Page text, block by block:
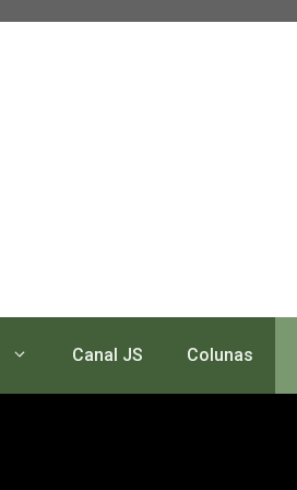
Canal JS Colunas